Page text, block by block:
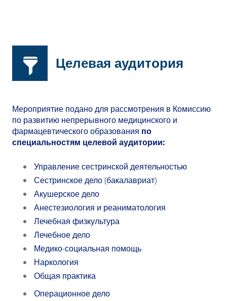
Целевая аудитория
Мероприятие подано для рассмотрения в Комиссию
по развитию непрерывного медицинского и
фармацевтического образования по
специальностям целевой аудитории:
Управление сестринской деятельностью
Сестринское дело (бакалавриат)
Акушерское дело
Анестезиология и реаниматология
Лечебная физкультура
Лечебное дело
Медико-социальная помощь
Наркология
Общая практика
Операционное дело